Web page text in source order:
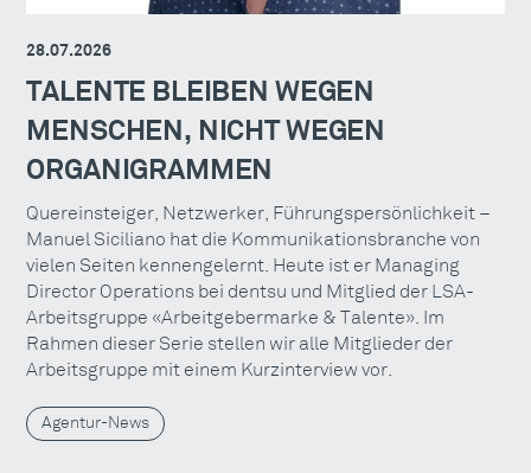
28.07.2026
TALENTE BLEIBEN WEGEN
MENSCHEN, NICHT WEGEN
ORGANIGRAMMEN
Quereinsteiger, Netzwerker, Führungspersönlichkeit –
Manuel Siciliano hat die Kommunikationsbranche von
vielen Seiten kennengelernt. Heute ist er Managing
Director Operations bei dentsu und Mitglied der LSA-
Arbeitsgruppe «Arbeitgebermarke & Talente». Im
Rahmen dieser Serie stellen wir alle Mitglieder der
Arbeitsgruppe mit einem Kurzinterview vor.
Agentur-News